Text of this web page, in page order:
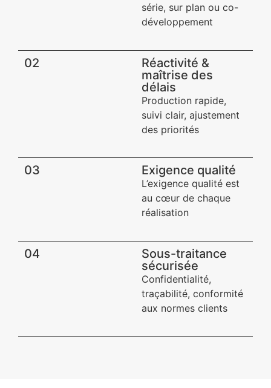
série, sur plan ou co-
développement
02
Réactivité &
maîtrise des
délais
Production rapide,
suivi clair, ajustement
des priorités
03 Exigence qualité​
L’exigence qualité est
au cœur de chaque
réalisation
04
Sous-traitance
sécurisée​
Confidentialité,
traçabilité, conformité
aux normes clients